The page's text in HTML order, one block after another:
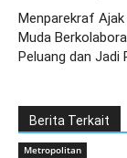
Menparekraf Ajak
Muda
Peluang dan Jadi
Berita Terkait
Metropolitan